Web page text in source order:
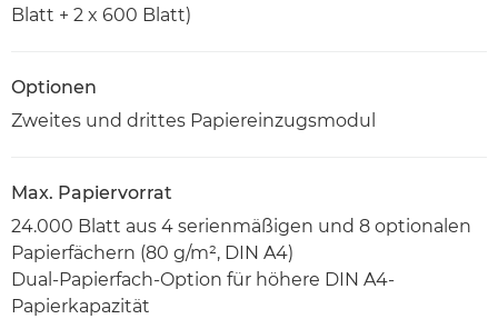
Blatt + 2 x 600 Blatt)
Optionen
Zweites und drittes Papiereinzugsmodul
Max. Papiervorrat
24.000 Blatt aus 4 serienmäßigen und 8 optionalen
Papierfächern (80 g/m², DIN A4)
Dual-Papierfach-Option für höhere DIN A4-
Papierkapazität